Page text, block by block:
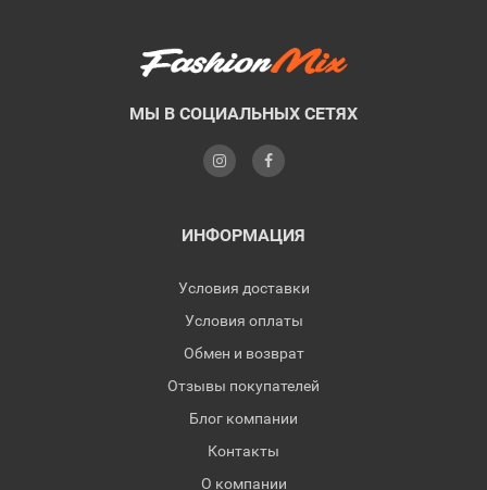
МЫ В СОЦИАЛЬНЫХ СЕТЯХ
ИНФОРМАЦИЯ
Условия доставки
Условия оплаты
Обмен и возврат
Отзывы покупателей
Блог компании
Контакты
О компании